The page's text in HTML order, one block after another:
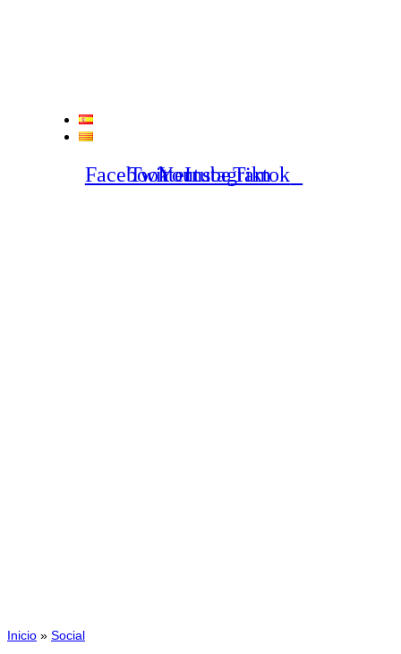
Facebook
Twitter
Youtube
Instagram
Tiktok
Inicio » Social